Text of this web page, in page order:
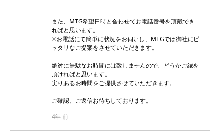
また、MTG希望日時と合わせてお電話番号を頂戴でき
ればと思います。
※お電話にて簡単に状況をお伺いし、MTGでは御社にピ
ッタリなご提案をさせていただきます。
絶対に無駄なお時間には致しませんので、どうかご縁を
頂ければと思います。
実りあるお時間をご提供させていただきます。
ご確認、ご返信お待ちしております。
4年 前